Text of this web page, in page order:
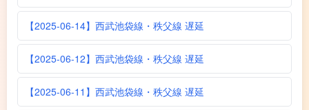
【2025-06-14】西武池袋線・秩父線 遅延
【2025-06-12】西武池袋線・秩父線 遅延
【2025-06-11】西武池袋線・秩父線 遅延